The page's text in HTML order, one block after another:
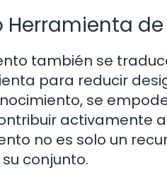
Herramienta
también se
para reducir
se
activamente
no es solo un
conjunto.